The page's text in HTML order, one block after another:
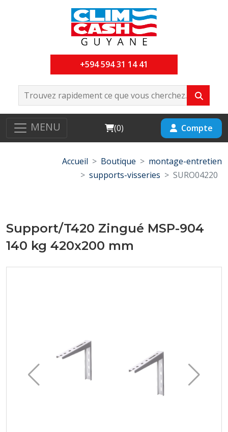
+594 594 31 14 41
MENU Cart
(0) Compte
Accueil Boutique
montage-entretien
supports-visseries
SURO04220
Support/T420 Zingué MSP-904
140 kg 420x200 mm